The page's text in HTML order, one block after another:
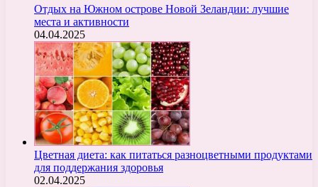
Отдых на Южном острове Новой Зеландии: лучшие
места и активности
04.04.2025
Цветная диета: как питаться разноцветными продуктами
для поддержания здоровья
02.04.2025